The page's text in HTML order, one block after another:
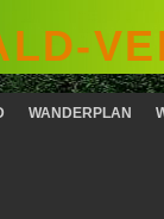
WANDERPLAN